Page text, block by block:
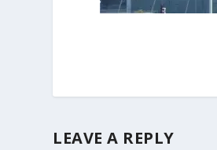
LEAVE A REPLY